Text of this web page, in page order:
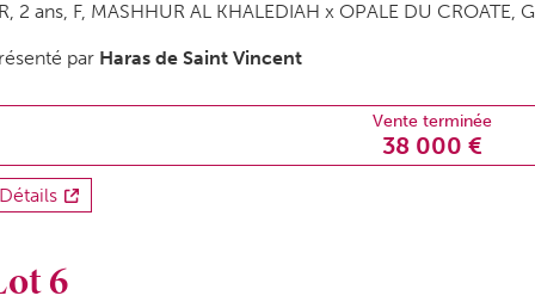
2 ans, F, MASHHUR AL KHALEDIAH x OPALE DU CROATE,
par Haras de Saint Vincent
Vente terminée
38 000 €
Détails
6